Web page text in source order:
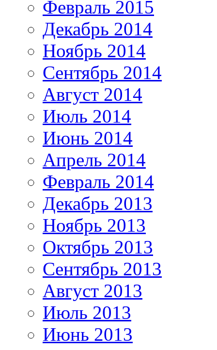
Февраль 2015
Декабрь 2014
Ноябрь 2014
Сентябрь 2014
Август 2014
Июль 2014
Июнь 2014
Апрель 2014
Февраль 2014
Декабрь 2013
Ноябрь 2013
Октябрь 2013
Сентябрь 2013
Август 2013
Июль 2013
Июнь 2013